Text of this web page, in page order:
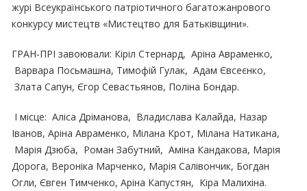
журі Всеукраїнського патріотичного багатожанрового
конкурсу мистецтв «Мистецтво для Батьківщини».
ГРАН-ПРІ завоювали: Кіріл Стернард, Аріна Авраменко,
Варвара Посьмашна, Тимофій Гулак, Адам Євсеєнко,
Злата Сапун, Єгор Севастьянов, Поліна Бондар.
І місце: Аліса Дріманова, Владислава Калайда, Назар
Іванов, Аріна Авраменко, Мілана Крот, Мілана Натикана,
Марія Дзюба, Роман Забутний, Аміна Кандакова, Марія
Дорога, Вероніка Марченко, Марія Салівончик, Богдан
Огли, Євген Тимченко, Аріна Капустян, Кіра Малихіна.